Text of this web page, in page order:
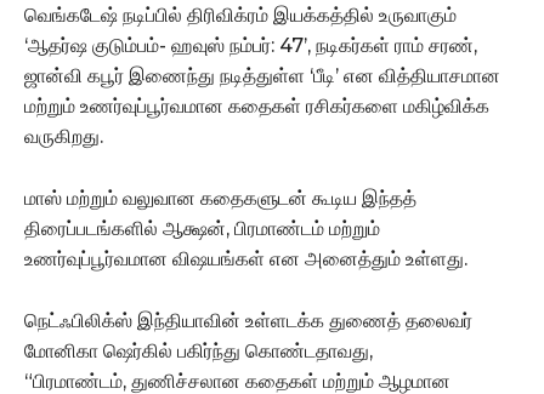
வெங்கடேஷ் நடிப்பில் திரிவிக்ரம் இயக்கத்தில் உருவாகும்
‘ஆதர்ஷ குடும்பம்- ஹவுஸ் நம்பர்: 47’, நடிகர்கள் ராம் சரண்,
ஜான்வி கபூர் இணைந்து நடித்துள்ள ‘பீடி’ என வித்தியாசமான
மற்றும் உணர்வுப்பூர்வமான கதைகள் ரசிகர்களை மகிழ்விக்க
வருகிறது.
மாஸ் மற்றும் வலுவான கதைகளுடன் கூடிய இந்தத்
திரைப்படங்களில் ஆக்ஷன், பிரமாண்டம் மற்றும்
உணர்வுப்பூர்வமான விஷயங்கள் என அனைத்தும் உள்ளது.
நெட்ஃபிலிக்ஸ் இந்தியாவின் உள்ளடக்க துணைத் தலைவர்
மோனிகா ஷெர்கில் பகிர்ந்து கொண்டதாவது,
“பிரமாண்டம், துணிச்சலான கதைகள் மற்றும் ஆழமான